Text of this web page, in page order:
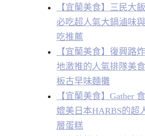
【宜蘭美食】三民大
必吃超人氣大鍋滷味
吃推薦
【宜蘭美食】復興路
地激推的人氣排隊美
板古早味麵攤
【宜蘭美食】Gather
媲美日本HARBS的超
層蛋糕